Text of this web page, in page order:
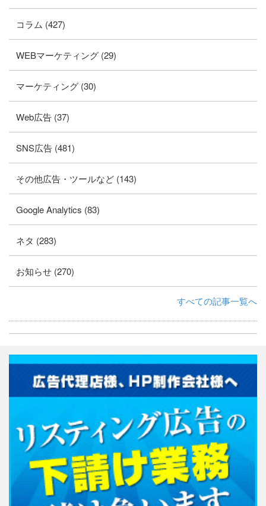
コラム (427)
WEBマーケティング (29)
マーケティング (30)
Web広告 (37)
SNS広告 (481)
その他広告・ツールなど (143)
Google Analytics (83)
ネタ (283)
お知らせ (270)
すべての記事一覧へ